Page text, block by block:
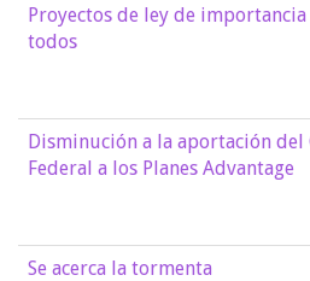
Proyectos de ley de
todos
Disminución a la aportación del
Federal a los Planes Advantage
Se acerca la tormenta